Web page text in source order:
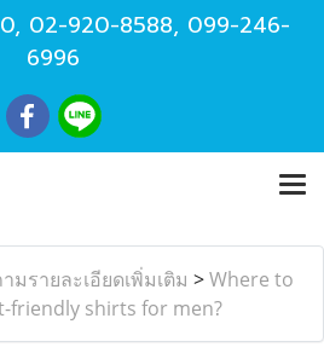
, 02-920-8588, 099-246-
6996
มรายละเอียดเพิ่มเติม >Where to
friendly shirts for men?